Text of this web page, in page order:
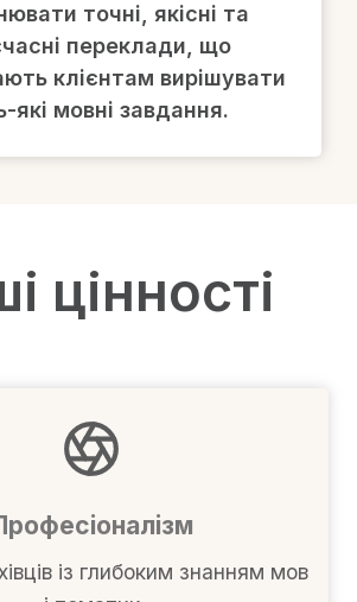
точні, якісні та
переклади, що
клієнтам вирішувати
які мовні завдання.
цінності
із глибоким знанням мов